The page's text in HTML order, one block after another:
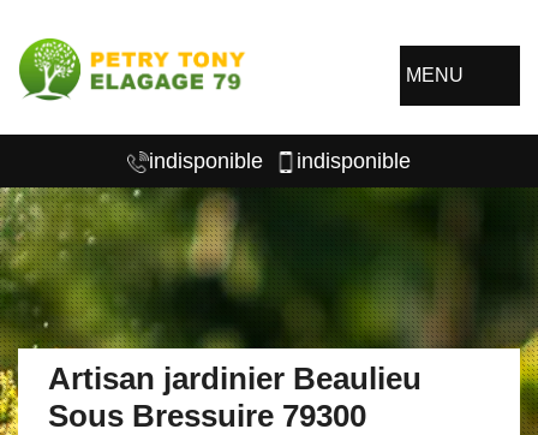
MENU
indisponible indisponible
Artisan jardinier Beaulieu
Sous Bressuire 79300